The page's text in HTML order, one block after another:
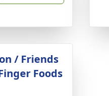
/ Friends
Foods